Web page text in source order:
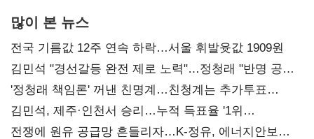
많이 본 뉴스
전국 기름값 12주 연속 하락…서울 휘발윳값 1909원
김민석 "경선갈등 완전 제로 노력"…정청래 "반명 공세
사과부터"
'정청래 책임론' 꺼낸 친명계…친청계는 추가투표
때리기
김민석, 제주·인천서 승리…누적 득표율 '1위
탈환'(종합)
전쟁에 원유 공급망 흔들리자…K-정유, 에너지안보